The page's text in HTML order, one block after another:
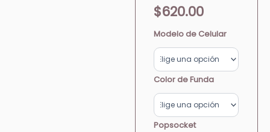
$620.00de
precios:
desde
$550.00
hasta
$620.00
Modelo de Celular
Color de Funda
Popsocket
USO
Stars
&
Happy
Faces
cantidad